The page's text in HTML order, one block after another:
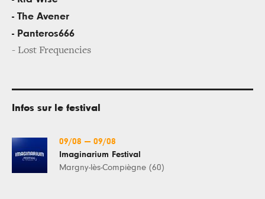
- The Avener
- Panteros666
- Lost Frequencies
Infos sur le festival
09/08 — 09/08
Imaginarium Festival
Margny-lès-Compiègne (60)